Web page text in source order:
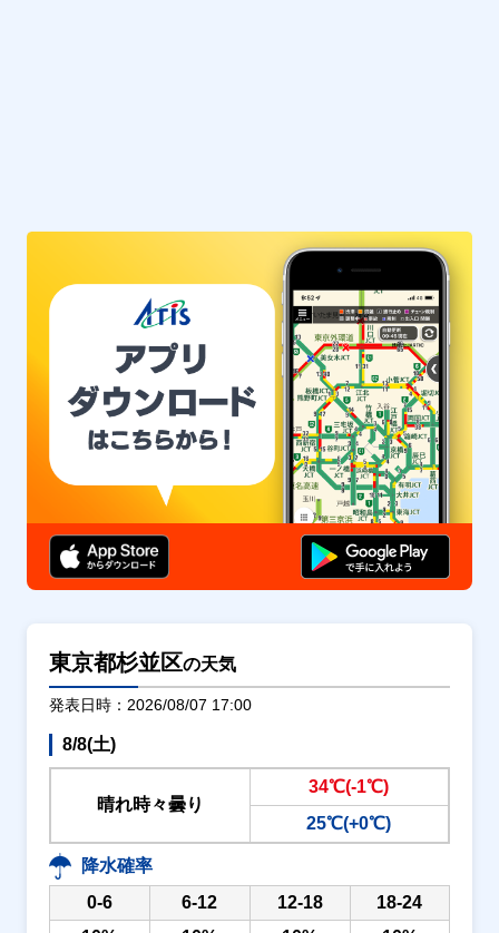
東京都杉並区の天気
発表日時：2026/08/07 17:00
8/8(土)
晴れ時々曇り
34℃(-1℃)
25℃(+0℃)
降水確率
0-6
6-12 12-18
18-24